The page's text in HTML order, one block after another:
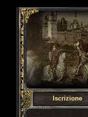
Iscrizione